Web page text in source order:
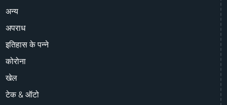
अन्य
अपराध
इतिहास के पन्ने
कोरोना
खेल
टेक & ऑटो